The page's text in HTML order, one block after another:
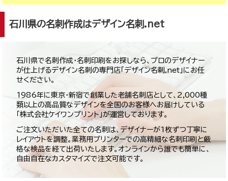
石川県の名刺作成はデザイン名刺.net
石川県で名刺作成・名刺印刷をお探しなら、プロのデザイナー
が仕上げるデザイン名刺の専門店「デザイン名刺.net」にお任
せください。
1986年に東京・新宿で創業した老舗名刺店として、2,000種
類以上の高品質なデザインを全国のお客様へお届けしている
「株式会社ケイワンプリント」が運営しております。
ご注文いただいた全ての名刺は、デザイナーが1枚ずつ丁寧に
レイアウトを調整。業務用プリンターでの高精細な名刺印刷と厳
格な検品を経て出荷いたします。オンラインから誰でも簡単に、
自由自在なカスタマイズで注文可能です。